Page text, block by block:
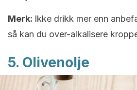
Merk: Ikke drikk mer enn
så kan du over-alkalisere
5. Olivenolje